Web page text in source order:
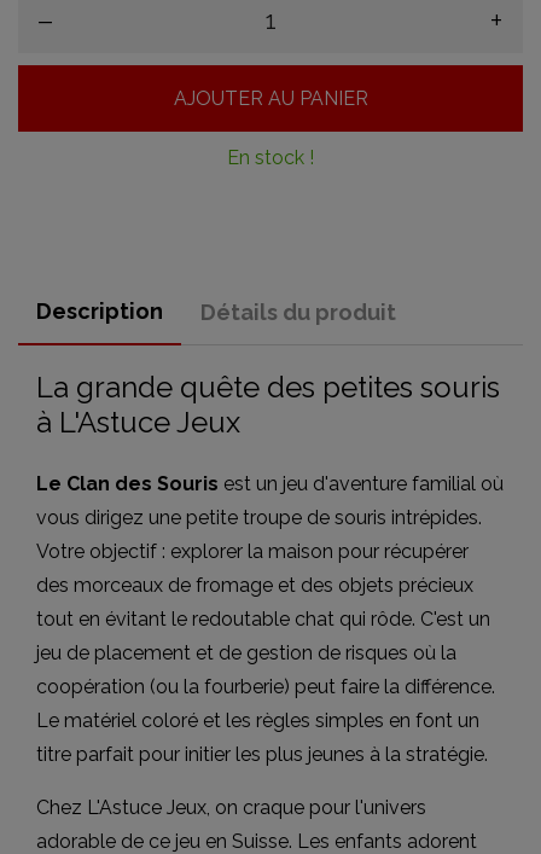
– +
AJOUTER AU PANIER
En stock !
Description Détails du produit
La grande quête des petites souris
à L'Astuce Jeux
Le Clan des Souris est un jeu d'aventure familial où
vous dirigez une petite troupe de souris intrépides.
Votre objectif : explorer la maison pour récupérer
des morceaux de fromage et des objets précieux
tout en évitant le redoutable chat qui rôde. C'est un
jeu de placement et de gestion de risques où la
coopération (ou la fourberie) peut faire la différence.
Le matériel coloré et les règles simples en font un
titre parfait pour initier les plus jeunes à la stratégie.
Chez L'Astuce Jeux, on craque pour l'univers
adorable de ce jeu en Suisse. Les enfants adorent